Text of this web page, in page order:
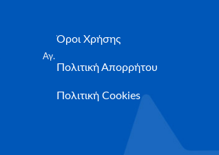
Αγ.
Όροι Χρήσης
Πολιτική Απορρήτου
Πολιτική Cookies